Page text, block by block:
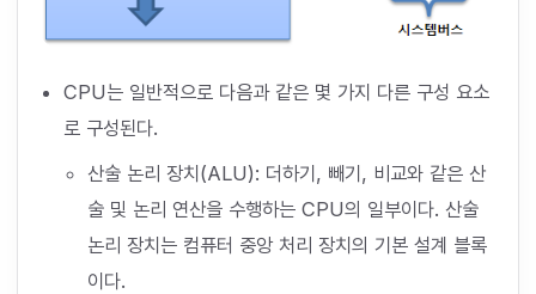
CPU는 일반적으로 다음과 같은 몇 가지 다른 구성 요소
로 구성된다.
산술 논리 장치(ALU): 더하기, 빼기, 비교와 같은 산
술 및 논리 연산을 수행하는 CPU의 일부이다. 산술
논리 장치는 컴퓨터 중앙 처리 장치의 기본 설계 블록
이다.